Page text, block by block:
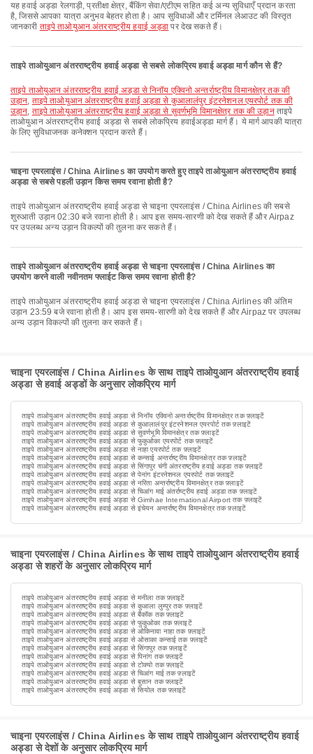
यह हवाई अड्डा रेलगाड़ी, प्रतीक्षा क्षेत्र, बैंकिंग सेवा/एटीएम सहित कई अन्य सुविधाएँ प्रदान करता
है, जिससे आपका यात्रा अनुभव बेहतर होता है। आप सुविधाओं और टर्मिनल लेआउट की विस्तृत
जानकारी ताइपे ताओयुआन अंतरराष्ट्रीय हवाई अड्डा पर देख सकते हैं।
ताइपे ताओयुआन अंतरराष्ट्रीय हवाई अड्डा से सबसे लोकप्रिय हवाई अड्डा मार्ग कौन से हैं?
ताइपे ताओयुआन अंतरराष्ट्रीय हवाई अड्डा से निनॉय एक्विनो अन्तर्राष्ट्रीय विमानक्षेत्र तक की
उड़ान, ताइपे ताओयुआन अंतरराष्ट्रीय हवाई अड्डा से कुआलालंपुर इंटरनेशनल एयरपोर्ट तक की
उड़ान, ताइपे ताओयुआन अंतरराष्ट्रीय हवाई अड्डा से सुवर्णभूमि विमानक्षेत्र तक की उड़ानताइपे
ताओयुआन अंतरराष्ट्रीय हवाई अड्डा से सबसे लोकप्रिय हवाईअड्डा मार्ग हैं। ये मार्ग आपकी यात्रा
के लिए सुविधाजनक कनेक्शन प्रदान करते हैं।
चाइना एयरलाइंस / China Airlines का उपयोग करते हुए ताइपे ताओयुआन अंतरराष्ट्रीय हवाई
अड्डा से सबसे पहली उड़ान किस समय रवाना होती है?
ताइपे ताओयुआन अंतरराष्ट्रीय हवाई अड्डा से चाइना एयरलाइंस / China Airlines की सबसे
शुरुआती उड़ान 02:30 बजे रवाना होती है। आप इस समय-सारणी को देख सकते हैं और Airpaz
पर उपलब्ध अन्य उड़ान विकल्पों की तुलना कर सकते हैं।
ताइपे ताओयुआन अंतरराष्ट्रीय हवाई अड्डा से चाइना एयरलाइंस / China Airlines का
उपयोग करने वाली नवीनतम फ्लाईट किस समय रवाना होती है?
ताइपे ताओयुआन अंतरराष्ट्रीय हवाई अड्डा से चाइना एयरलाइंस / China Airlines की अंतिम
उड़ान 23:59 बजे रवाना होती है। आप इस समय-सारणी को देख सकते हैं और Airpaz पर उपलब्ध
अन्य उड़ान विकल्पों की तुलना कर सकते हैं।
चाइना एयरलाइंस / China Airlines के साथ ताइपे ताओयुआन अंतरराष्ट्रीय हवाई
अड्डा से हवाई अड्डों के अनुसार लोकप्रिय मार्ग
ताइपे ताओयुआन अंतरराष्ट्रीय हवाई अड्डा से निनॉय एक्विनो अन्तर्राष्ट्रीय विमानक्षेत्र तक फ़्लाइटें
ताइपे ताओयुआन अंतरराष्ट्रीय हवाई अड्डा से कुआलालंपुर इंटरनेशनल एयरपोर्ट तक फ़्लाइटें
ताइपे ताओयुआन अंतरराष्ट्रीय हवाई अड्डा से सुवर्णभूमि विमानक्षेत्र तक फ़्लाइटें
ताइपे ताओयुआन अंतरराष्ट्रीय हवाई अड्डा से फुकुओका एयरपोर्ट तक फ़्लाइटें
ताइपे ताओयुआन अंतरराष्ट्रीय हवाई अड्डा से नाहा एयरपोर्ट तक फ़्लाइटें
ताइपे ताओयुआन अंतरराष्ट्रीय हवाई अड्डा से कन्साई अन्तर्राष्ट्रीय विमानक्षेत्र तक फ़्लाइटें
ताइपे ताओयुआन अंतरराष्ट्रीय हवाई अड्डा से सिंगापुर चंगी अंतरराष्ट्रीय हवाई अड्डा तक फ़्लाइटें
ताइपे ताओयुआन अंतरराष्ट्रीय हवाई अड्डा से पेनांग इंटरनेशनल एयरपोर्ट तक फ़्लाइटें
ताइपे ताओयुआन अंतरराष्ट्रीय हवाई अड्डा से नरिता अन्तर्राष्ट्रीय विमानक्षेत्र तक फ़्लाइटें
ताइपे ताओयुआन अंतरराष्ट्रीय हवाई अड्डा से चिआंग माई अंतर्राष्ट्रीय हवाई अड्डा तक फ़्लाइटें
ताइपे ताओयुआन अंतरराष्ट्रीय हवाई अड्डा से Gimhae International Airport तक फ़्लाइटें
ताइपे ताओयुआन अंतरराष्ट्रीय हवाई अड्डा से इंचेयन अन्तर्राष्ट्रीय विमानक्षेत्र तक फ़्लाइटें
चाइना एयरलाइंस / China Airlines के साथ ताइपे ताओयुआन अंतरराष्ट्रीय हवाई
अड्डा से शहरों के अनुसार लोकप्रिय मार्ग
ताइपे ताओयुआन अंतरराष्ट्रीय हवाई अड्डा से मनीला तक फ़्लाइटें
ताइपे ताओयुआन अंतरराष्ट्रीय हवाई अड्डा से कुआला लुम्पुर तक फ़्लाइटें
ताइपे ताओयुआन अंतरराष्ट्रीय हवाई अड्डा से बैंकॉक तक फ़्लाइटें
ताइपे ताओयुआन अंतरराष्ट्रीय हवाई अड्डा से फुकुओका तक फ़्लाइटें
ताइपे ताओयुआन अंतरराष्ट्रीय हवाई अड्डा से ओकिनावा नाहा तक फ़्लाइटें
ताइपे ताओयुआन अंतरराष्ट्रीय हवाई अड्डा से ओसाका कन्साई तक फ़्लाइटें
ताइपे ताओयुआन अंतरराष्ट्रीय हवाई अड्डा से सिंगापुर तक फ़्लाइटें
ताइपे ताओयुआन अंतरराष्ट्रीय हवाई अड्डा से पिनांग तक फ़्लाइटें
ताइपे ताओयुआन अंतरराष्ट्रीय हवाई अड्डा से टोक्यो तक फ़्लाइटें
ताइपे ताओयुआन अंतरराष्ट्रीय हवाई अड्डा से चिआंग माई तक फ़्लाइटें
ताइपे ताओयुआन अंतरराष्ट्रीय हवाई अड्डा से बुसान तक फ़्लाइटें
ताइपे ताओयुआन अंतरराष्ट्रीय हवाई अड्डा से सियोल तक फ़्लाइटें
चाइना एयरलाइंस / China Airlines के साथ ताइपे ताओयुआन अंतरराष्ट्रीय हवाई
अड्डा से देशों के अनुसार लोकप्रिय मार्ग